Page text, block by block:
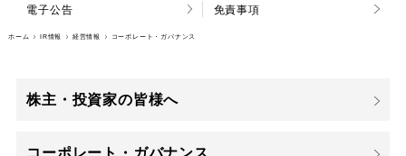
電子公告 免責事項
ホーム IR情報 経営情報 コーポレート・ガバナンス
株主・投資家の皆様へ
コーポレート・ガバナンス